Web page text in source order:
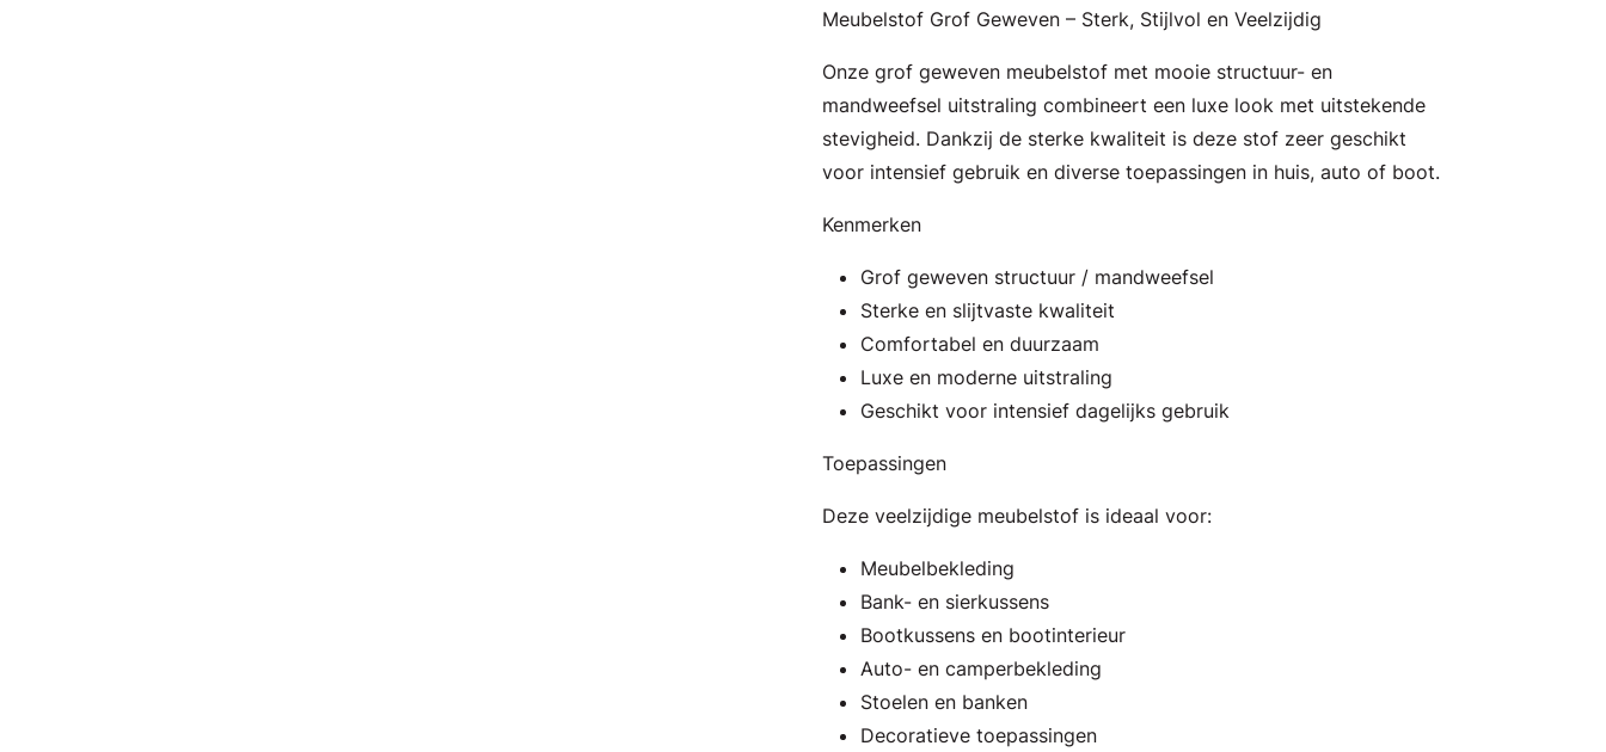
Meubelstof Grof Geweven – Sterk, Stijlvol en Veelzijdig
Onze grof geweven meubelstof met mooie structuur- en
mandweefsel uitstraling combineert een luxe look met uitstekende
stevigheid. Dankzij de sterke kwaliteit is deze stof zeer geschikt
voor intensief gebruik en diverse toepassingen in huis, auto of boot.
Kenmerken
Grof geweven structuur / mandweefsel
Sterke en slijtvaste kwaliteit
Comfortabel en duurzaam
Luxe en moderne uitstraling
Geschikt voor intensief dagelijks gebruik
Toepassingen
Deze veelzijdige meubelstof is ideaal voor:
Meubelbekleding
Bank- en sierkussens
Bootkussens en bootinterieur
Auto- en camperbekleding
Stoelen en banken
Decoratieve toepassingen